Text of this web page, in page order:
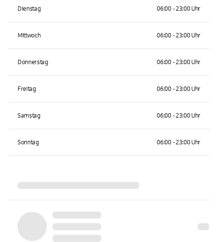
Dienstag 06:00 - 23:00 Uhr
Mittwoch 06:00 - 23:00 Uhr
Donnerstag 06:00 - 23:00 Uhr
Freitag 06:00 - 23:00 Uhr
Samstag 06:00 - 23:00 Uhr
Sonntag 06:00 - 23:00 Uhr